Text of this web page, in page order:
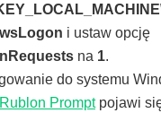
i ustaw opcję
na 1.
do systemu
Rublon Promptpojawi